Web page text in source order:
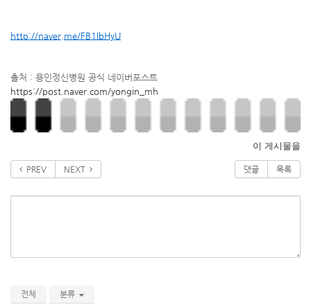
http://naver.me/FB1IbHyU
출처 : 용인정신병원 공식 네이버포스트
https://post.naver.com/yongin_mh
이 게시물을
PREV NEXT 댓글 목록
전체 분류